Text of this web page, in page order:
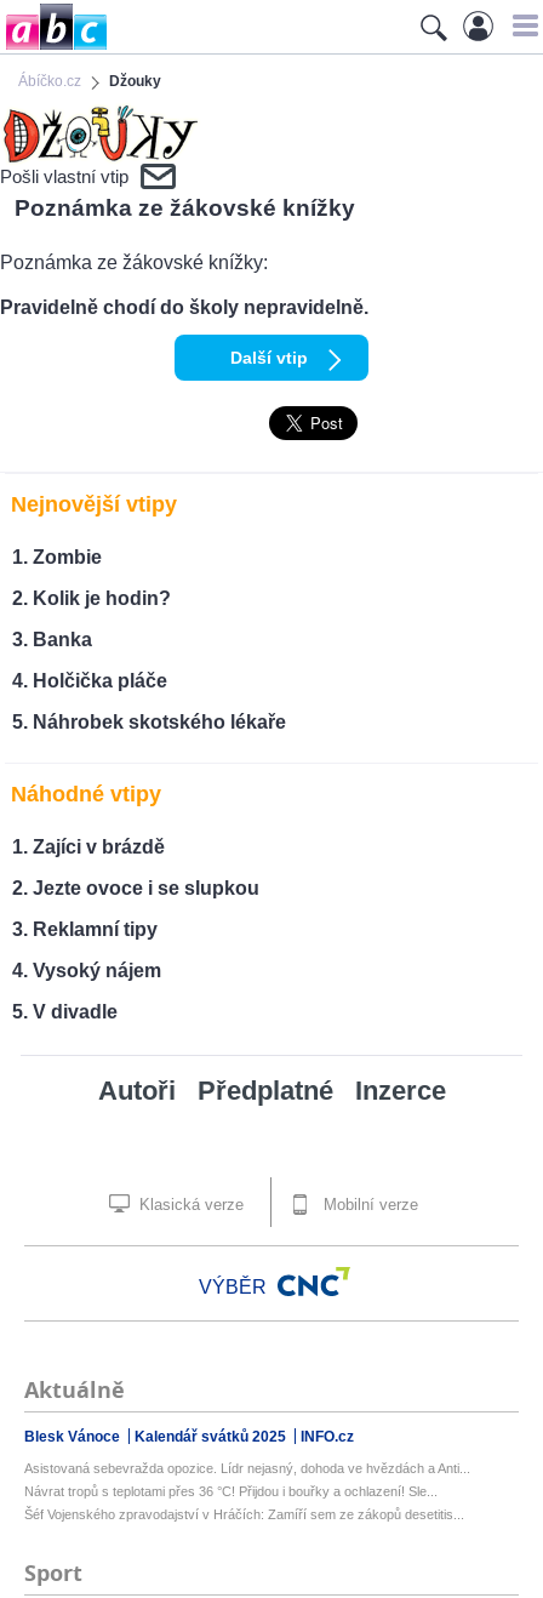
Ábíčko.cz Džouky
Pošli vlastní vtip
Poznámka ze žákovské knížky
Poznámka ze žákovské knížky:
Pravidelně chodí do školy nepravidelně.
Další vtip
Nejnovější vtipy
Zombie
Kolik je hodin?
Banka
Holčička pláče
Náhrobek skotského lékaře
Náhodné vtipy
Zajíci v brázdě
Jezte ovoce i se slupkou
Reklamní tipy
Vysoký nájem
V divadle
Autoři Předplatné Inzerce
Klasická verze Mobilní verze
VÝBĚR
Aktuálně
Blesk Vánoce Kalendář svátků 2025 INFO.cz
Asistovaná sebevražda opozice. Lídr nejasný, dohoda ve hvězdách a Anti...
Návrat tropů s teplotami přes 36 °C! Přijdou i bouřky a ochlazení! Sle...
Šéf Vojenského zpravodajství v Hráčích: Zamíří sem ze zákopů desetitis...
Sport